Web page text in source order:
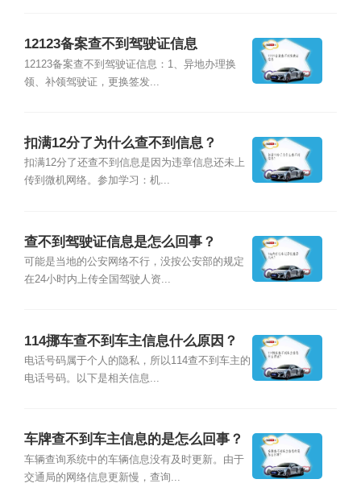
12123备案查不到驾驶证信息
12123备案查不到驾驶证信息：1、异地办理换
领、补领驾驶证，更换签发...
扣满12分了为什么查不到信息？
扣满12分了还查不到信息是因为违章信息还未上
传到微机网络。参加学习：机...
查不到驾驶证信息是怎么回事？
可能是当地的公安网络不行，没按公安部的规定
在24小时内上传全国驾驶人资...
114挪车查不到车主信息什么原因？
电话号码属于个人的隐私，所以114查不到车主的
电话号码。以下是相关信息...
车牌查不到车主信息的是怎么回事？
车辆查询系统中的车辆信息没有及时更新。由于
交通局的网络信息更新慢，查询...